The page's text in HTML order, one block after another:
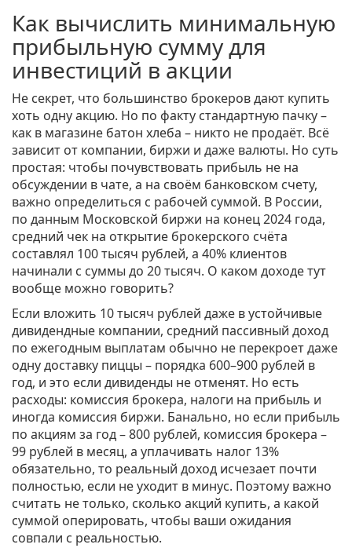
Как вычислить минимальную
прибыльную сумму для
инвестиций в акции
Не секрет, что большинство брокеров дают купить
хоть одну акцию. Но по факту стандартную пачку –
как в магазине батон хлеба – никто не продаёт. Всё
зависит от компании, биржи и даже валюты. Но суть
простая: чтобы почувствовать прибыль не на
обсуждении в чате, а на своём банковском счету,
важно определиться с рабочей суммой. В России,
по данным Московской биржи на конец 2024 года,
средний чек на открытие брокерского счёта
составлял 100 тысяч рублей, а 40% клиентов
начинали с суммы до 20 тысяч. О каком доходе тут
вообще можно говорить?
Если вложить 10 тысяч рублей даже в устойчивые
дивидендные компании, средний пассивный доход
по ежегодным выплатам обычно не перекроет даже
одну доставку пиццы – порядка 600–900 рублей в
год, и это если дивиденды не отменят. Но есть
расходы: комиссия брокера, налоги на прибыль и
иногда комиссия биржи. Банально, но если прибыль
по акциям за год – 800 рублей, комиссия брокера –
99 рублей в месяц, а уплачивать налог 13%
обязательно, то реальный доход исчезает почти
полностью, если не уходит в минус. Поэтому важно
считать не только, сколько акций купить, а какой
суммой оперировать, чтобы ваши ожидания
совпали с реальностью.